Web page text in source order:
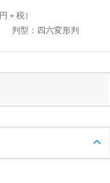
円＋税）
判型：四六変形判